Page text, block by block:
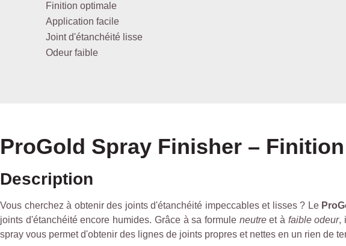
Finition optimale
Application facile
Joint d'étanchéité lisse
Odeur faible
ProGold Spray Finisher –
Description
Vous cherchez à obtenir des joints d'étanchéité impeccables et lisses ? Le
joints d'étanchéité encore humides. Grâce à sa formule neutreet à faible odeur,
spray vous permet d'obtenir des lignes de joints propres et nettes en un rien de